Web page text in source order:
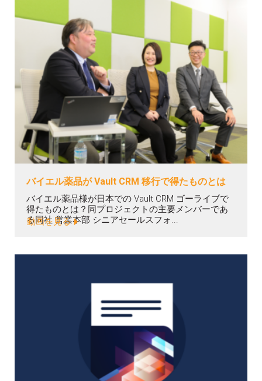
バイエル薬品が Vault CRM 移行で得たものとは
バイエル薬品様が日本での Vault CRM ゴーライブで
得たものとは？同プロジェクトの主要メンバーであ
る同社 営業本部 シニアセールスフォ...
動画を見る